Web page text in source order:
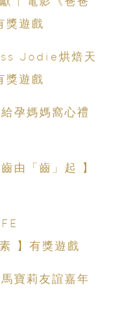
獎遊戲
Jodie烘焙天
獎遊戲
孕媽媽窩心禮
由「齒」起 】
】有獎遊戲
寶莉友誼嘉年